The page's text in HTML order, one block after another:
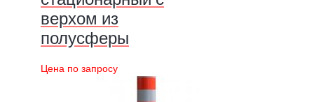
верхом из
полусферы
Цена по запросу